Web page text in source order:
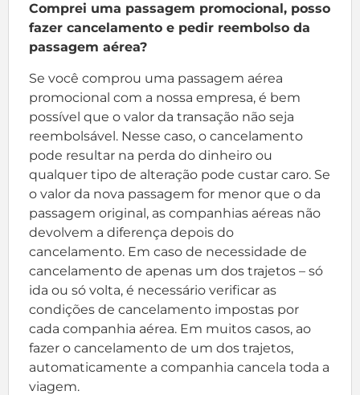
Comprei uma passagem promocional, posso
fazer cancelamento e pedir reembolso da
passagem aérea?
Se você comprou uma passagem aérea
promocional com a nossa empresa, é bem
possível que o valor da transação não seja
reembolsável. Nesse caso, o cancelamento
pode resultar na perda do dinheiro ou
qualquer tipo de alteração pode custar caro. Se
o valor da nova passagem for menor que o da
passagem original, as companhias aéreas não
devolvem a diferença depois do
cancelamento. Em caso de necessidade de
cancelamento de apenas um dos trajetos – só
ida ou só volta, é necessário verificar as
condições de cancelamento impostas por
cada companhia aérea. Em muitos casos, ao
fazer o cancelamento de um dos trajetos,
automaticamente a companhia cancela toda a
viagem.